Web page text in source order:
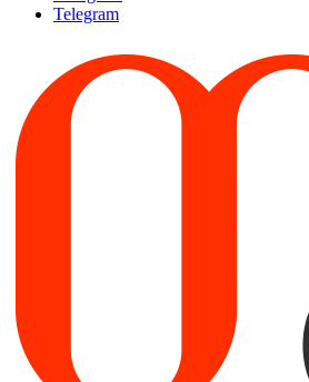
Telegram